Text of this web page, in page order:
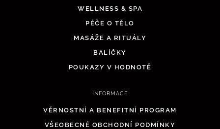
WELLNESS & SPA
PÉČE O TĚLO
MASÁŽE A RITUÁLY
BALÍČKY
POUKAZY V HODNOTĚ
INFORMACE
VĚRNOSTNÍ A BENEFITNÍ PROGRAM
VŠEOBECNÉ OBCHODNÍ PODMÍNKY